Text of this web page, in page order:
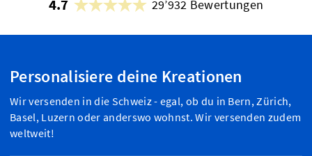
4.7 29’932 Bewertungen
Personalisiere deine Kreationen
Wir versenden in die Schweiz - egal, ob du in Bern, Zürich,
Basel, Luzern oder anderswo wohnst. Wir versenden zudem
weltweit!